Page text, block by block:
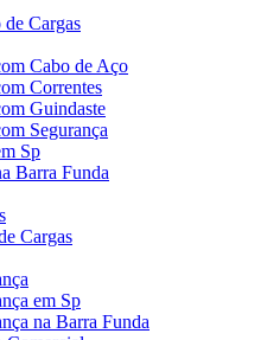
de Cargas
Cabo de Aço
Correntes
Guindaste
Segurança
Sp
Barra Funda
Cargas
em Sp
na Barra Funda